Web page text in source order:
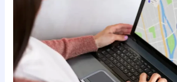
Surabaya
Unggul
Lawan
E-
Commerce
Besar